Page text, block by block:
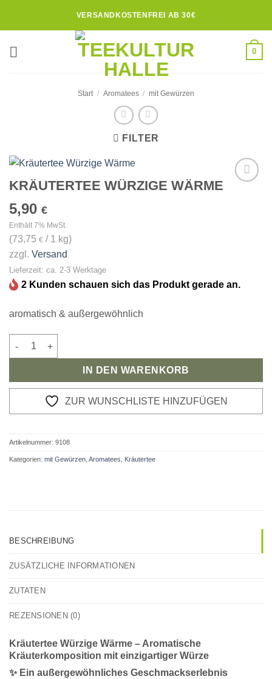
VERSANDKOSTENFREI AB 30€
0
Start / Aromatees / mit Gewürzen
FILTER
KRÄUTERTEE WÜRZIGE WÄRME
5,90 €
Enthält 7% MwSt.
(73,75 € / 1 kg)
zzgl. Versand
Lieferzeit: ca. 2-3 Werktage
2 Kunden schauen sich das Produkt gerade an.
aromatisch & außergewöhnlich
Kräutertee Würzige Wärme Menge
IN DEN WARENKORB
ZUR WUNSCHLISTE HINZUFÜGEN
Artikelnummer: 9108
Kategorien: mit Gewürzen Aromatees Kräutertee
BESCHREIBUNG
ZUSÄTZLICHE INFORMATIONEN
ZUTATEN
REZENSIONEN (0)
Kräutertee Würzige Wärme – Aromatische
Kräuterkomposition mit einzigartiger Würze
✨ Ein außergewöhnliches Geschmackserlebnis